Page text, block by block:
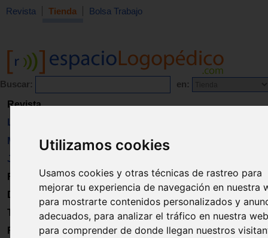
Utilizamos cookies
Usamos cookies y otras técnicas de rastreo para
mejorar tu experiencia de navegación en nuestra
para mostrarte contenidos personalizados y
adecuados, para analizar el tráfico en nuestra
para comprender de donde llegan nuestros
Revista Tienda Bolsa Trabajo
Buscar: en:
Revista
Libros
Material
Juguetes
Formación
Directorio
Trabajo
Registro